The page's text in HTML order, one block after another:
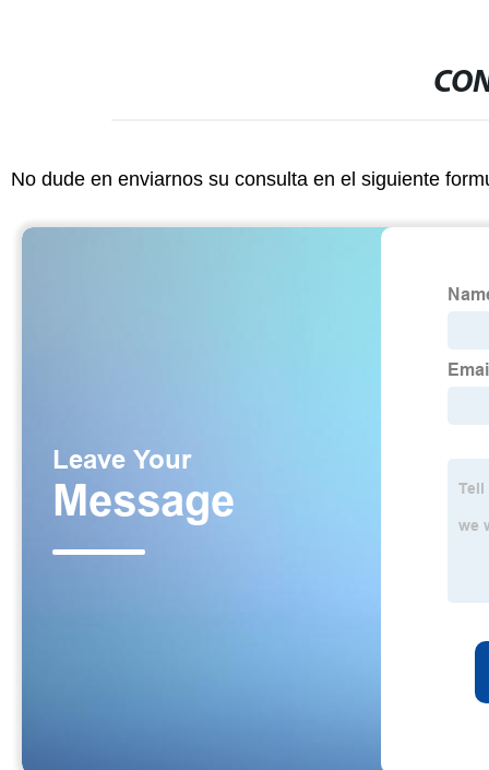
No dude en enviarnos su consulta en el siguiente